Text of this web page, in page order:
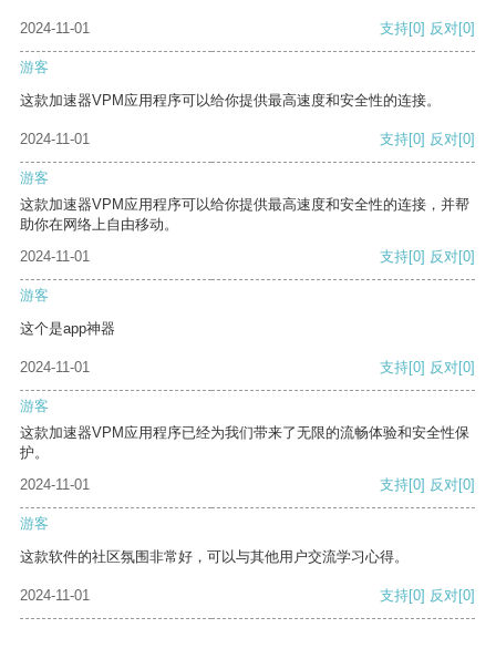
2024-11-01 支持[0] 反对[0]
游客
这款加速器VPM应用程序可以给你提供最高速度和安全性的连接。
2024-11-01 支持[0] 反对[0]
游客
这款加速器VPM应用程序可以给你提供最高速度和安全性的连接，并帮
助你在网络上自由移动。
2024-11-01
支持[0] 反对[0]
游客
这个是app神器
2024-11-01 支持[0] 反对[0]
游客
这款加速器VPM应用程序已经为我们带来了无限的流畅体验和安全性保
护。
2024-11-01
支持[0] 反对[0]
游客
这款软件的社区氛围非常好，可以与其他用户交流学习心得。
2024-11-01 支持[0] 反对[0]